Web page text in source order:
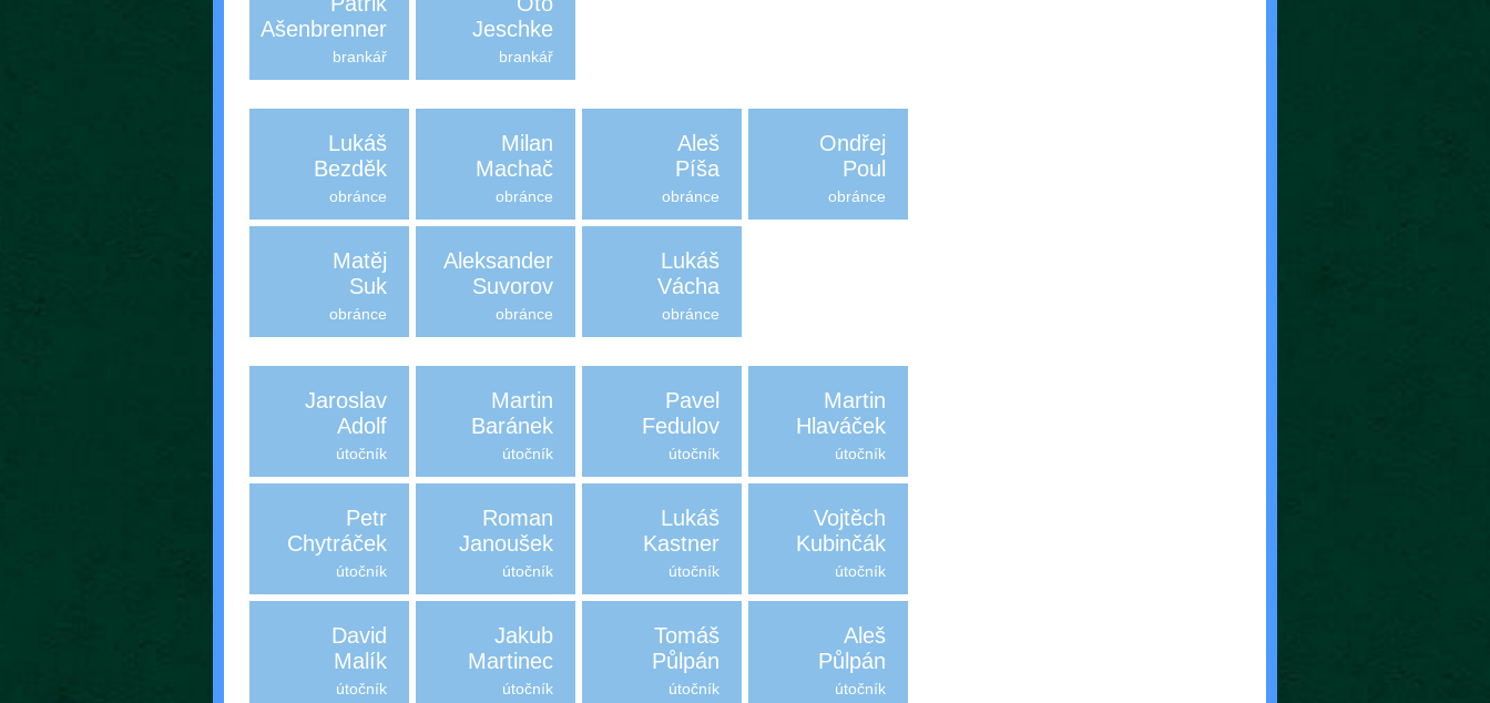
Ašenbrenner
brankář
Jeschke
brankář
Lukáš
Bezděk
obránce
Milan
Machač
obránce
Aleš
Píša
obránce
Ondřej
Poul
obránce
Matěj
Suk
obránce
Aleksander
Suvorov
obránce
Lukáš
Vácha
obránce
Jaroslav
Adolf
útočník
Martin
Baránek
útočník
Pavel
Fedulov
útočník
Martin
Hlaváček
útočník
Petr
Chytráček
útočník
Roman
Janoušek
útočník
Lukáš
Kastner
útočník
Vojtěch
Kubinčák
útočník
David
Malík
útočník
Jakub
Martinec
útočník
Tomáš
Půlpán
útočník
Aleš
Půlpán
útočník